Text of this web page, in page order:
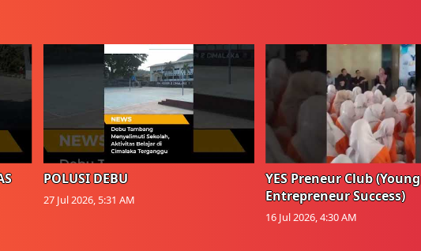
POLUSI DEBU
27 Jul 2026, 5:31 AM
YES Preneur Club (Young
Entrepreneur Success)
16 Jul 2026, 4:30 AM